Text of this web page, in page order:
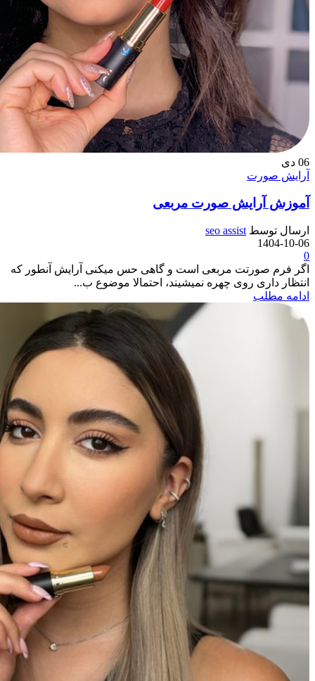
06 دی
آرایش صورت
آموزش آرایش صورت مربعی
ارسال توسط seo assist
1404-10-06
0
اگر فرم صورتت مربعی است و گاهی حس میکنی آرایش آنطور که
انتظار داری روی چهره نمیشیند، احتمالا موضوع ب...
ادامه مطلب